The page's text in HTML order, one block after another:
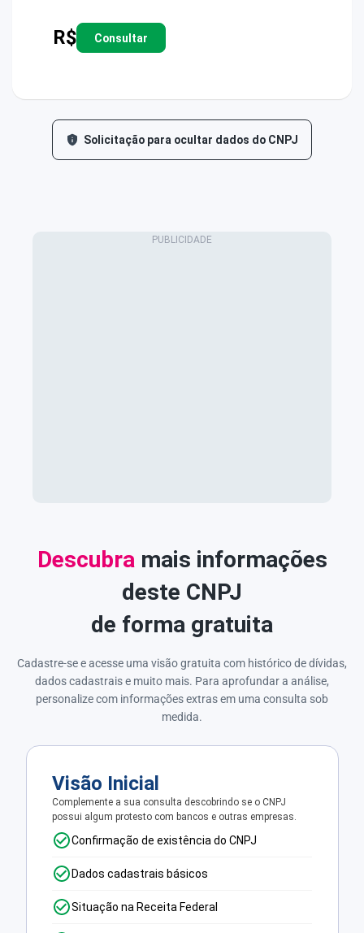
R$ Consultar
Solicitação para ocultar dados do CNPJ
Descubramais informações
deste CNPJ
de forma gratuita
Cadastre-se e acesse uma visão gratuita com histórico de dívidas,
dados cadastrais e muito mais. Para aprofundar a análise,
personalize com informações extras em uma consulta sob
medida.
Visão Inicial
Complemente a sua consulta descobrindo se o CNPJ
possui algum protesto com bancos e outras empresas.
Confirmação de existência do CNPJ
Dados cadastrais básicos
Situação na Receita Federal